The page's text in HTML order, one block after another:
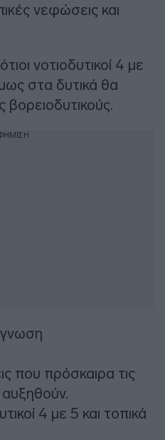
νεφώσεις και
νοτιοδυτικοί 4 με
στα δυτικά θα
που πρόσκαιρα τις
4 με 5 και τοπικά